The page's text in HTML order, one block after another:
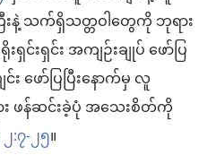
ြီးနဲ့ သက်ရှိသတ္တဝါတွေကို ဘုရား
းရှင်း အကျဉ်းချုပ် ဖော်ပြ
ဖော်ပြပြီးနောက်မှ လူ
း ဖန်ဆင်းခဲ့ပုံ အသေးစိတ်ကို
၂:၇-၂၅။